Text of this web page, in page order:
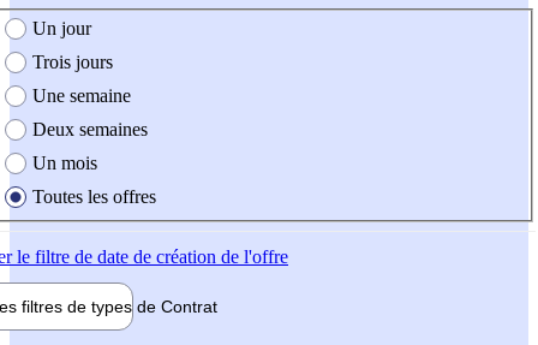
création de l'offre
Un jour
Trois jours
Une semaine
Deux semaines
Un mois
Toutes les offres
le filtre de date de création de l'offre
filtres de types de Contrat